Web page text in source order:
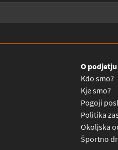
O podjetju
Kdo smo?
Kje smo?
Pogoji
Politika
Okoljska
Športno